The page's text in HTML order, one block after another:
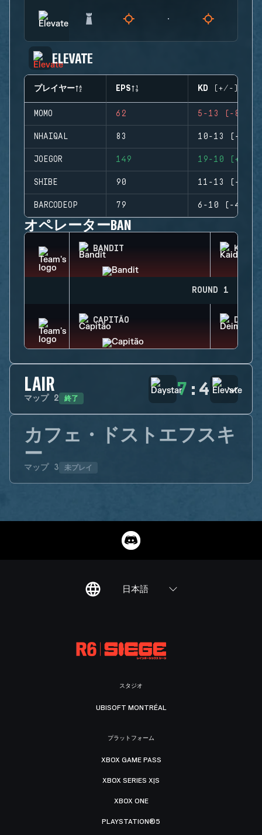
ELEVATE
プレイヤー EPS KD (+/-)
MOMO 62 5-13 (-8)
NHAIQAL 83 10-13 (-3)
JOEGOR 149 19-10 (+9)
SHIBE 90 11-13 (-2)
BARCODEOP 79 6-10 (-4)
オペレーターBAN
BANDIT KAID
ROUND 1
CAPITÃO
LAIR
マップ 2 終了 7 : 4
カフェ・ドストエフスキ
ー
マップ 3 未プレイ
日本語
スタジオ
UBISOFT MONTRÉAL
プラットフォーム
XBOX GAME PASS
XBOX SERIES X|S
XBOX ONE
PLAYSTATION®5